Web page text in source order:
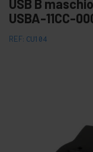
USB B
USBA-11CC-
REF: CU104